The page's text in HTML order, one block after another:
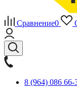
Сравнение0
8 (964) 086 66-